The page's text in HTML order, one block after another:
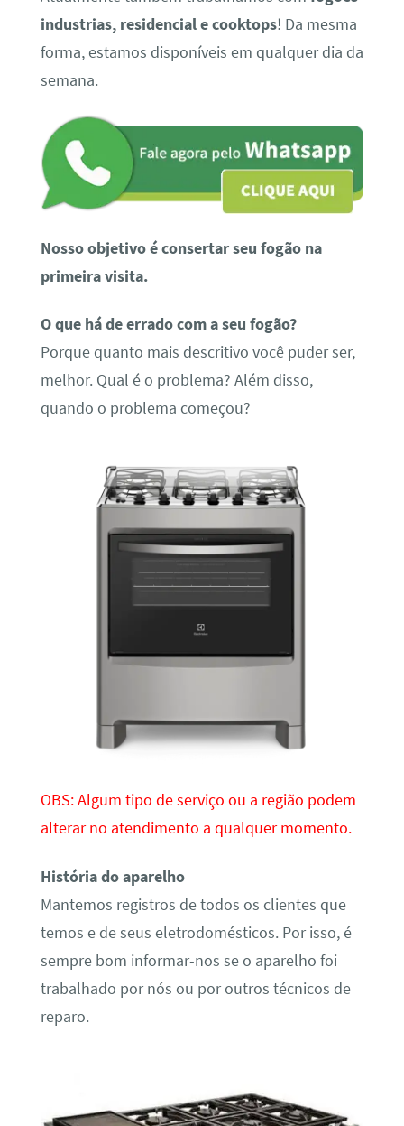
industrias, residencial e cooktops! Da mesma
forma, estamos disponíveis em qualquer dia da
semana.
Nosso objetivo é consertar seu fogão na
primeira visita.
O que há de errado com a seu fogão?
Porque quanto mais descritivo você puder ser,
melhor. Qual é o problema? Além disso,
quando o problema começou?
OBS: Algum tipo de serviço ou a região podem
alterar no atendimento a qualquer momento.
História do aparelho
Mantemos registros de todos os clientes que
temos e de seus eletrodomésticos. Por isso, é
sempre bom informar-nos se o aparelho foi
trabalhado por nós ou por outros técnicos de
reparo.